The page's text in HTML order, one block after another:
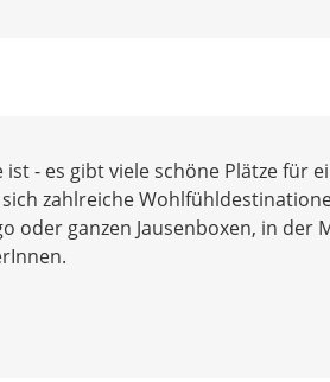
- es gibt viele schöne Plätze für
zahlreiche
oder ganzen Jausenboxen, in der